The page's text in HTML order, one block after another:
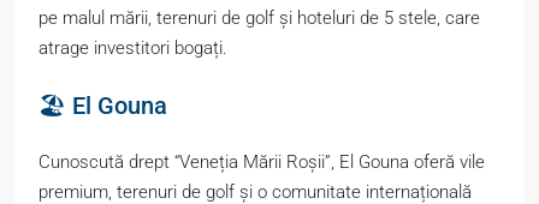
pe malul mării, terenuri de golf și hoteluri de 5 stele, care
atrage investitori bogați.
🏖️ El Gouna
Cunoscută drept “Veneția Mării Roșii”, El Gouna oferă vile
premium, terenuri de golf și o comunitate internațională